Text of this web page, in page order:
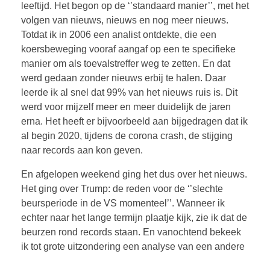
leeftijd. Het begon op de ‘’standaard manier’’, met het
volgen van nieuws, nieuws en nog meer nieuws.
Totdat ik in 2006 een analist ontdekte, die een
koersbeweging vooraf aangaf op een te specifieke
manier om als toevalstreffer weg te zetten. En dat
werd gedaan zonder nieuws erbij te halen. Daar
leerde ik al snel dat 99% van het nieuws ruis is. Dit
werd voor mijzelf meer en meer duidelijk de jaren
erna. Het heeft er bijvoorbeeld aan bijgedragen dat ik
al begin 2020, tijdens de corona crash, de stijging
naar records aan kon geven.
En afgelopen weekend ging het dus over het nieuws.
Het ging over Trump: de reden voor de ‘’slechte
beursperiode in de VS momenteel’’. Wanneer ik
echter naar het lange termijn plaatje kijk, zie ik dat de
beurzen rond records staan. En vanochtend bekeek
ik tot grote uitzondering een analyse van een andere